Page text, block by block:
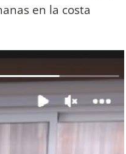
en la costa